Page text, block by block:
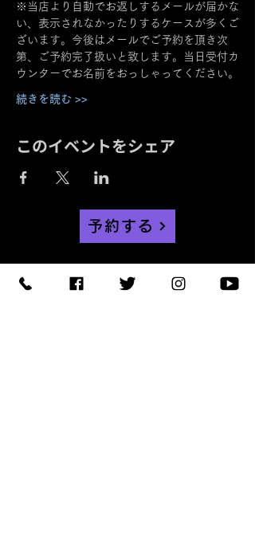
※当店より自動でお返しするメールが届かな
い、表示されなかったりするケースが多くご
ざいます。今後はメールでご予約を頂き次
第、ご予約完了扱いと致します。当日受付カ
ウンターでお名前をおっしゃってください。
続きを読む >>
このイベントをシェア
予約する